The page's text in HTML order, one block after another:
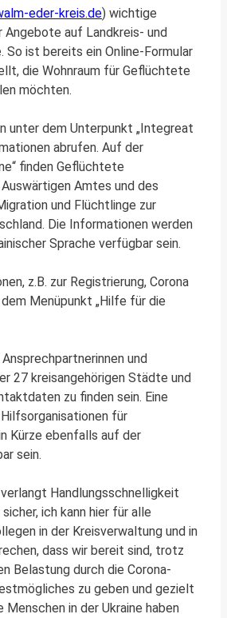
eder-kreis.de) wichtige
Angebote auf Landkreis- und
So ist bereits ein Online-Formular
die Wohnraum für Geflüchtete
möchten.
unter dem Unterpunkt „Integreat
abrufen. Auf der
finden Geflüchtete
Amtes und des
und Flüchtlinge zur
Die Informationen werden
Sprache verfügbar sein.
z.B. zur Registrierung, Corona
Menüpunkt „Hilfe für die
und
27 kreisangehörigen Städte und
zu finden sein. Eine
für
Kürze ebenfalls auf der
sein.
Handlungsschnelligkeit
ich kann hier für alle
in der Kreisverwaltung und in
dass wir bereit sind, trotz
Belastung durch die Corona-
zu geben und gezielt
Menschen in der Ukraine haben